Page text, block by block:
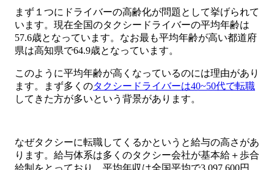
まず１つにドライバーの高齢化が問題として挙げられて
います。現在全国のタクシードライバーの平均年齢は
57.6歳となっています。なお最も平均年齢が高い都道府
県は高知県で64.9歳となっています。
このように平均年齢が高くなっているのには理由があり
ます。まず多くのタクシードライバーは40~50代で転職
してきた方が多いという背景があります。
なぜタクシーに転職してくるかというと給与の高さがあ
ります。給与体系は多くのタクシー会社が基本給＋歩合